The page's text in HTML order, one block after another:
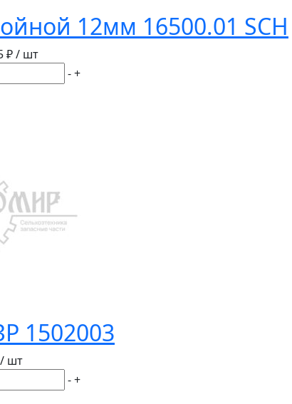
12мм 16500.01 SCH
₽ / шт
-+
1502003
шт
-+